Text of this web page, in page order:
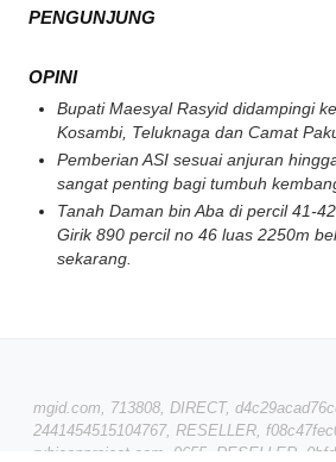
PENGUNJUNG
OPINI
Bupati Maesyal Rasyid didampingi
Kosambi, Teluknaga dan Camat
Pemberian ASI sesuai anjuran
sangat penting bagi tumbuh
Tanah Daman bin Aba di percil 41-
Girik 890 percil no 46 luas 2250m
sekarang.
mgid.com, 713808, DIRECT,
2441454515104767, RESELLER,
rubiconproject.com, 9655, RESELLER,